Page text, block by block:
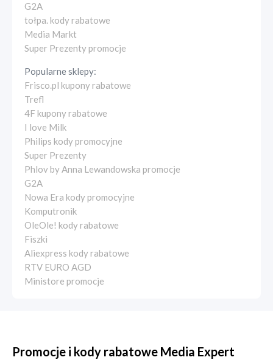
G2A
tołpa. kody rabatowe
Media Markt
Super Prezenty promocje
Popularne sklepy:
Frisco.pl kupony rabatowe
Trefl
4F kupony rabatowe
I love Milk
Philips kody promocyjne
Super Prezenty
Phlov by Anna Lewandowska promocje
G2A
Nowa Era kody promocyjne
Komputronik
OleOle! kody rabatowe
Fiszki
Aliexpress kody rabatowe
RTV EURO AGD
Ministore promocje
Promocje i kody rabatowe Media Expert